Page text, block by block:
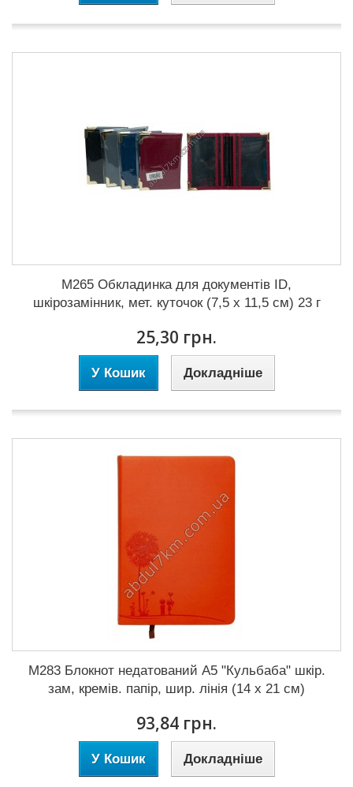
M265 Обкладинка для документів ID,
шкірозамінник, мет. куточок (7,5 х 11,5 см) 23 г
25,30 грн.
У Кошик Докладніше
M283 Блокнот недатований А5 "Кульбаба" шкір.
зам, кремів. папір, шир. лінія (14 х 21 см)
93,84 грн.
У Кошик Докладніше